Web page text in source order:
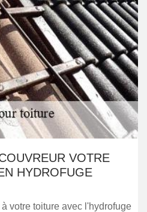
VOTRE
HYDROFUGE
votre toiture avec l'hydrofuge